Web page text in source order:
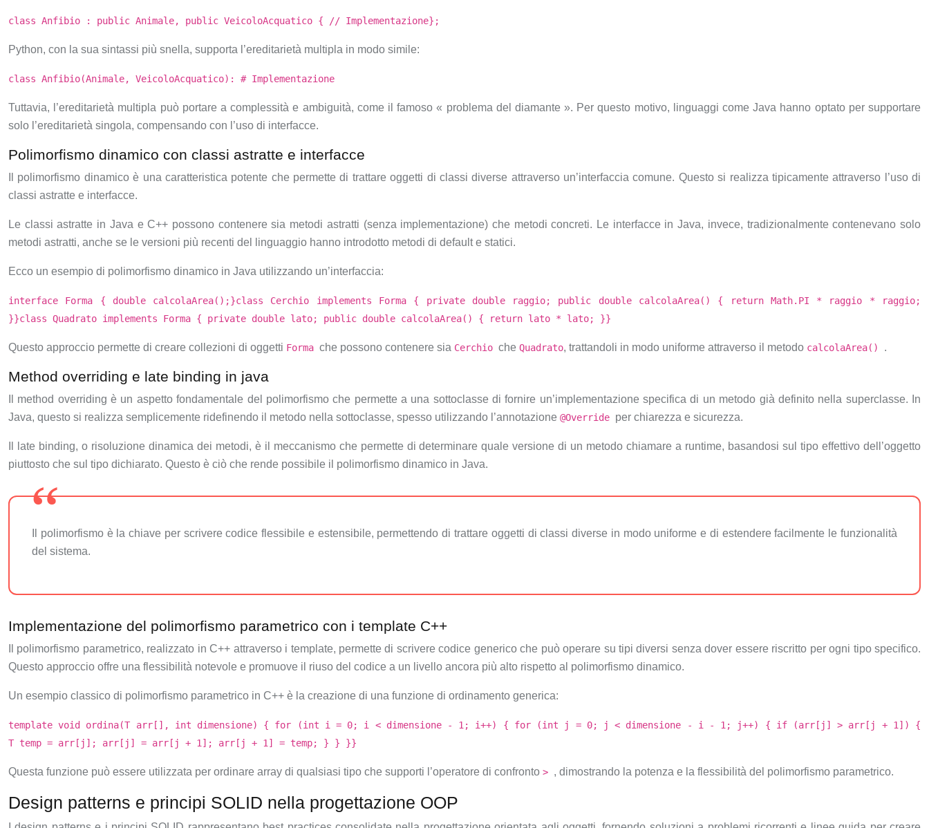
class Anfibio : public Animale, public VeicoloAcquatico { // Implementazione};
Python, con la sua sintassi più snella, supporta l’ereditarietà multipla in modo simile:
class Anfibio(Animale, VeicoloAcquatico): # Implementazione
Tuttavia, l’ereditarietà multipla può portare a complessità e ambiguità, come il famoso « problema del diamante ». Per questo motivo, linguaggi come Java hanno optato per supportare
solo l’ereditarietà singola, compensando con l’uso di interfacce.
Polimorfismo dinamico con classi astratte e interfacce
Il polimorfismo dinamico è una caratteristica potente che permette di trattare oggetti di classi diverse attraverso un’interfaccia comune. Questo si realizza tipicamente attraverso l’uso di
classi astratte e interfacce.
Le classi astratte in Java e C++ possono contenere sia metodi astratti (senza implementazione) che metodi concreti. Le interfacce in Java, invece, tradizionalmente contenevano solo
metodi astratti, anche se le versioni più recenti del linguaggio hanno introdotto metodi di default e statici.
Ecco un esempio di polimorfismo dinamico in Java utilizzando un’interfaccia:
interface Forma { double calcolaArea();}class Cerchio implements Forma { private double raggio; public double calcolaArea() { return Math.PI * raggio * raggio;
}}class Quadrato implements Forma { private double lato; public double calcolaArea() { return lato * lato; }}
Questo approccio permette di creare collezioni di oggetti Forma che possono contenere sia Cerchio che Quadrato, trattandoli in modo uniforme attraverso il metodo calcolaArea() .
Method overriding e late binding in java
Il method overriding è un aspetto fondamentale del polimorfismo che permette a una sottoclasse di fornire un’implementazione specifica di un metodo già definito nella superclasse. In
Java, questo si realizza semplicemente ridefinendo il metodo nella sottoclasse, spesso utilizzando l’annotazione @Override per chiarezza e sicurezza.
Il late binding, o risoluzione dinamica dei metodi, è il meccanismo che permette di determinare quale versione di un metodo chiamare a runtime, basandosi sul tipo effettivo dell’oggetto
piuttosto che sul tipo dichiarato. Questo è ciò che rende possibile il polimorfismo dinamico in Java.
Il polimorfismo è la chiave per scrivere codice flessibile e estensibile, permettendo di trattare oggetti di classi diverse in modo uniforme e di estendere facilmente le funzionalità
del sistema.
Implementazione del polimorfismo parametrico con i template C++
Il polimorfismo parametrico, realizzato in C++ attraverso i template, permette di scrivere codice generico che può operare su tipi diversi senza dover essere riscritto per ogni tipo specifico.
Questo approccio offre una flessibilità notevole e promuove il riuso del codice a un livello ancora più alto rispetto al polimorfismo dinamico.
Un esempio classico di polimorfismo parametrico in C++ è la creazione di una funzione di ordinamento generica:
template void ordina(T arr[], int dimensione) { for (int i = 0; i < dimensione - 1; i++) { for (int j = 0; j < dimensione - i - 1; j++) { if (arr[j] > arr[j + 1]) {
T temp = arr[j]; arr[j] = arr[j + 1]; arr[j + 1] = temp; } } }}
Questa funzione può essere utilizzata per ordinare array di qualsiasi tipo che supporti l’operatore di confronto > , dimostrando la potenza e la flessibilità del polimorfismo parametrico.
Design patterns e principi SOLID nella progettazione OOP